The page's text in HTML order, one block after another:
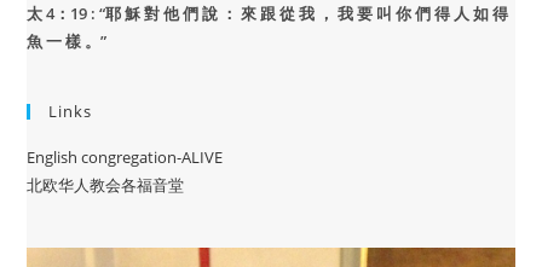
太 4：19 : “耶 穌 對 他 們 說 ： 來 跟 從 我 ， 我 要 叫 你 們 得 人 如 得
魚 一 樣 。”
Links
English congregation-ALIVE
北欧华人教会各福音堂